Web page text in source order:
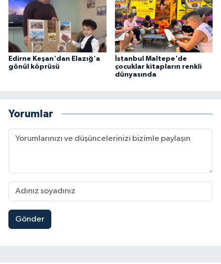
Edirne Keşan'dan Elazığ'a
gönül köprüsü
İstanbul Maltepe'de
çocuklar kitapların renkli
dünyasında
Yorumlar
Gönder